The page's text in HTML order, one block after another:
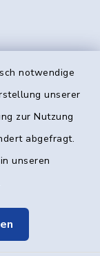
notwendige
unserer
zur Nutzung
abgefragt.
unseren